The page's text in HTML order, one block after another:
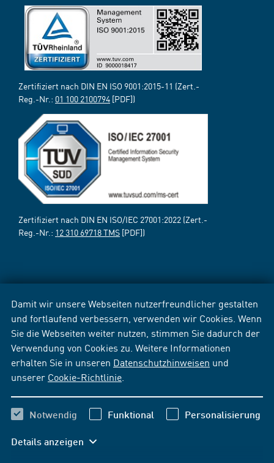
Damit wir unsere Webseiten nutzerfreundlicher gestalten
und fortlaufend verbessern, verwenden wir Cookies. Wenn
Sie die Webseiten weiter nutzen, stimmen Sie dadurch der
Verwendung von Cookies zu. Weitere Informationen
erhalten Sie in unseren Datenschutzhinweisen und
unserer Cookie-Richtlinie
Notwendig Funktional Personalisierung
Details anzeigen
Zertifiziert nach DIN EN ISO 9001:2015-11 (Zert.-
Reg.-Nr.: 01 100 2100794 [PDF])
Zertifiziert nach DIN EN ISO/IEC 27001:2022 (Zert.-
Reg.-Nr.: 12 310 69718 TMS [PDF])